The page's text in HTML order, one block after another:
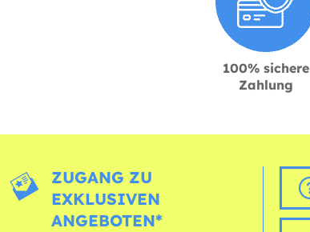
100% sichere
Zahlung
ZUGANG ZU
EXKLUSIVEN
ANGEBOTEN*